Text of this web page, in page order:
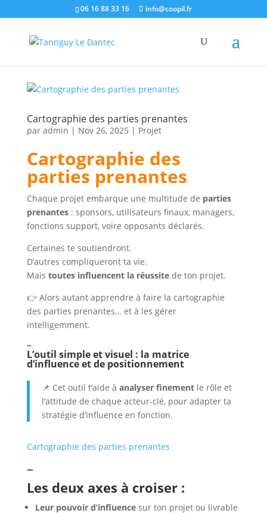
06 16 88 33 16 info@coopil.fr
Cartographie des parties prenantes
par admin | Nov 26, 2025 | Projet
Cartographie des
parties prenantes
Chaque projet embarque une multitude de parties
prenantes: sponsors, utilisateurs finaux, managers,
fonctions support, voire opposants déclarés.
Certaines te soutiendront.
D’autres compliqueront ta vie.
Mais toutes influencent la réussitede ton projet.
👉 Alors autant apprendre à faire la cartographie
des parties prenantes… et à les gérer
intelligemment.
–
L’outil simple et visuel : la matrice
d’influence et de positionnement
📌 Cet outil t’aide à analyser finementle rôle et
l’attitude de chaque acteur-clé, pour adapter ta
stratégie d’influence en fonction.
Cartographie des parties prenantes
–
Les deux axes à croiser :
Leur pouvoir d’influencesur ton projet ou livrable